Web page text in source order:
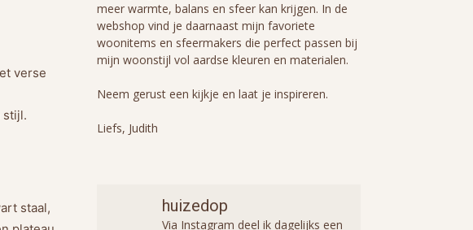
verse
stijl.
staal,
meer warmte, balans en sfeer kan krijgen. In de
webshop vind je daarnaast mijn favoriete
woonitems en sfeermakers die perfect passen bij
mijn woonstijl vol aardse kleuren en materialen.
Neem gerust een kijkje en laat je inspireren.
Liefs, Judith
huizedop
Via Instagram deel ik dagelijks een